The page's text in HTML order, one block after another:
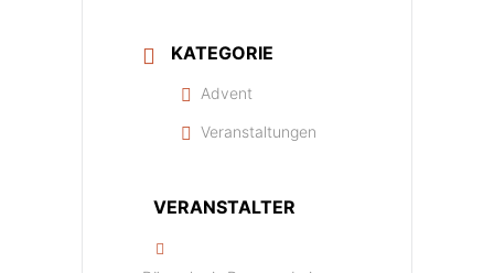
KATEGORIE
Advent
Veranstaltungen
VERANSTALTER